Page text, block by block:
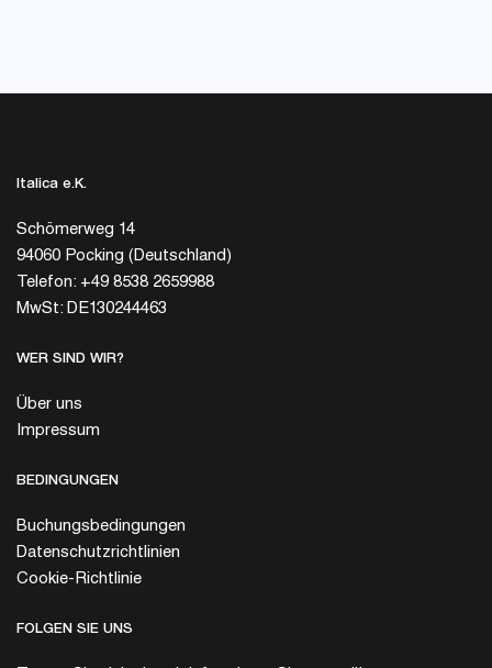
Italica e.K.
Schömerweg 14
94060 Pocking (Deutschland)
Telefon: +49 8538 2659988
MwSt: DE130244463
WER SIND WIR?
Über uns
Impressum
BEDINGUNGEN
Buchungsbedingungen
Datenschutzrichtlinien
Cookie-Richtlinie
FOLGEN SIE UNS